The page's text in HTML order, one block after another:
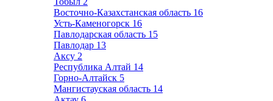
Восточно-Казахстанская область 16
Усть-Каменогорск 16
Павлодарская область 15
Павлодар 13
Аксу 2
Республика Алтай 14
Горно-Алтайск 5
Мангистауская область 14